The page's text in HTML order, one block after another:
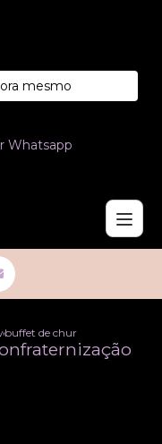
mesmo
Whatsapp
de confraternizacao
buffet de churrasco para